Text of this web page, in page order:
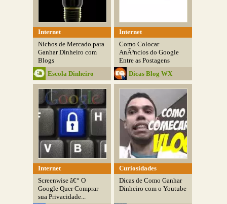
Internet
Nichos de Mercado para
Ganhar Dinheiro com
Blogs
Escola Dinheiro
Internet
Como Colocar
AnÃºncios do Google
Entre as Postagens
Dicas Blog WX
Internet
Screenwise â€“ O
Google Quer Comprar
sua Privacidade...
Curiosidades
Dicas de Como Ganhar
Dinheiro com o Youtube